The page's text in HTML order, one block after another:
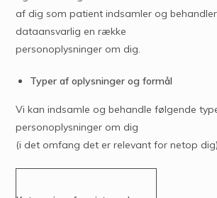
af dig som patient indsamler og
dataansvarlig en række
personoplysninger om dig.
Typer af oplysninger og formål
Vi kan indsamle og behandle følgende
personoplysninger om dig
(i det omfang det er relevant for netop